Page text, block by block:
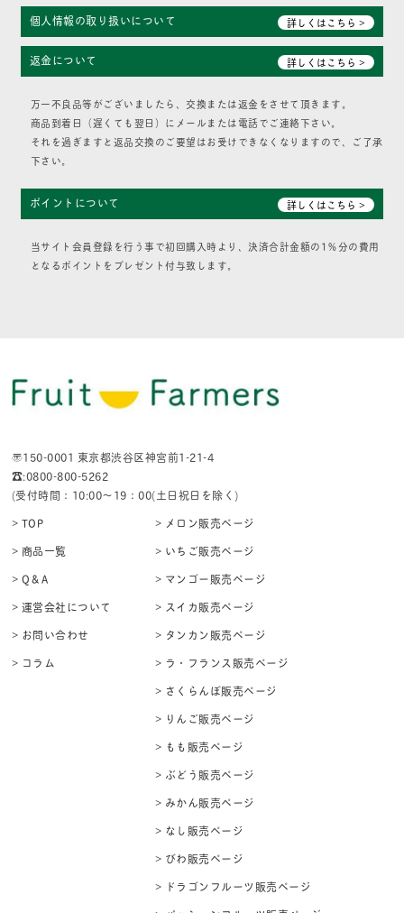
個人情報の取り扱いについて 詳しくはこちら >
返金について 詳しくはこちら >
万一不良品等がございましたら、交換または返金をさせて頂きます。
商品到着日（遅くても翌日）にメールまたは電話でご連絡下さい。
それを過ぎますと返品交換のご要望はお受けできなくなりますので、ご了承
下さい。
ポイントについて 詳しくはこちら >
当サイト会員登録を行う事で初回購入時より、決済合計金額の1％分の費用
となるポイントをプレゼント付与致します。
〒150-0001 東京都渋谷区神宮前1-21-4
☎:0800-800-5262
(受付時間：10:00〜19：00(土日祝日を除く)
> TOP
> 商品一覧
> Q＆A
> 運営会社について
> お問い合わせ
> コラム
> メロン販売ページ
> いちご販売ページ
> マンゴー販売ページ
> スイカ販売ページ
> タンカン販売ページ
> ラ・フランス販売ページ
> さくらんぼ販売ページ
> りんご販売ページ
> もも販売ページ
> ぶどう販売ページ
> みかん販売ページ
> なし販売ページ
> びわ販売ページ
> ドラゴンフルーツ販売ページ